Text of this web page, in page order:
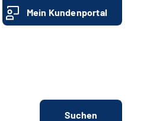
Mein Kundenportal
Suchen